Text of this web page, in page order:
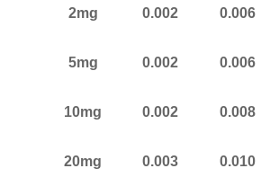
2mg 0.002 0.006
5mg 0.002 0.006
10mg 0.002 0.008
20mg 0.003 0.010